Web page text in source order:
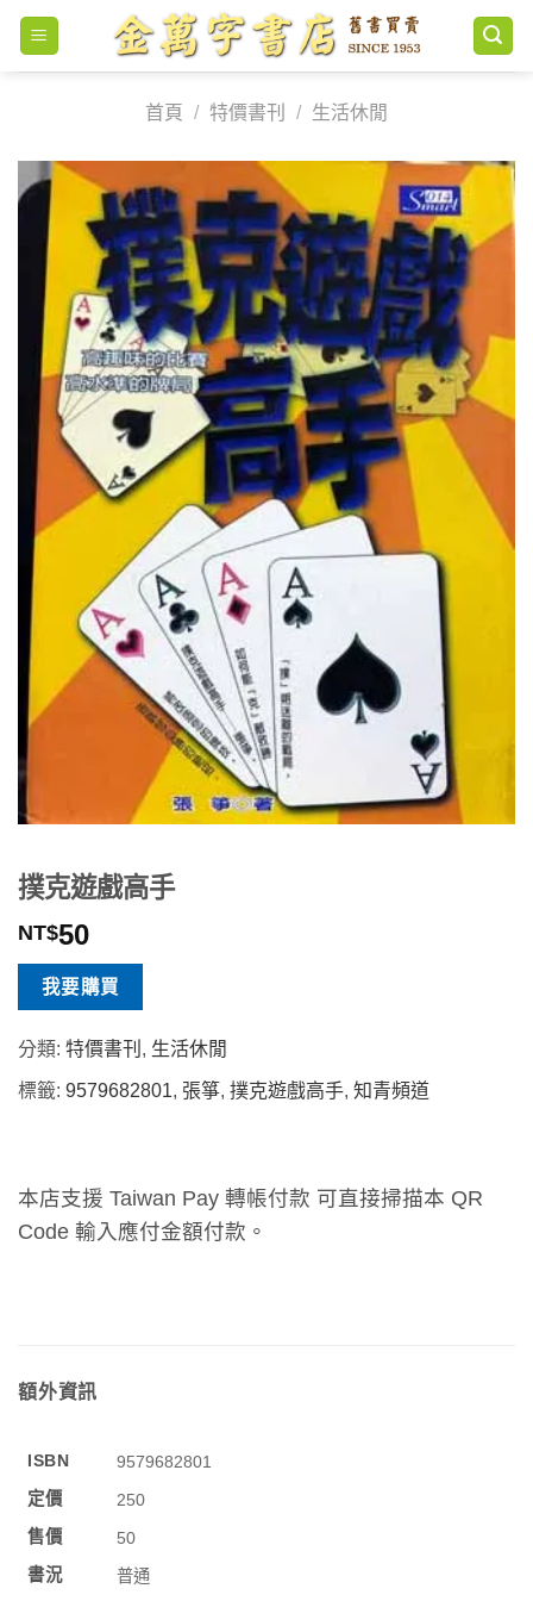
Skip
content
首頁
/ 特價書刊 / 生活休閒
撲克遊戲高手
NT$50
我要購買
分類: 特價書刊 , 生活休閒
標籤: 9579682801, 張箏, 撲克遊戲高手, 知青頻道
本店支援 Taiwan Pay 轉帳付款 可直接掃描本 QR
Code 輸入應付金額付款。
額外資訊
ISBN
9579682801
定價
250
售價
50
書況
普通